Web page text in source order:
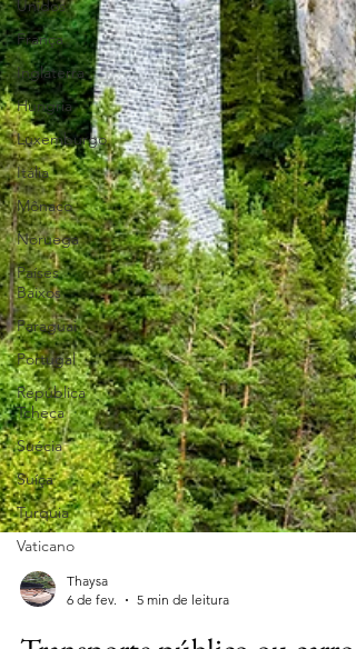
Unidos
França
Inglaterra
Hungria
Luxemburgo
Itália
Mônaco
Noruega
Países
Baixos
Paraguai
Portugal
República
Tcheca
Suécia
Suíça
Turquia
Vaticano
5 min de leitura